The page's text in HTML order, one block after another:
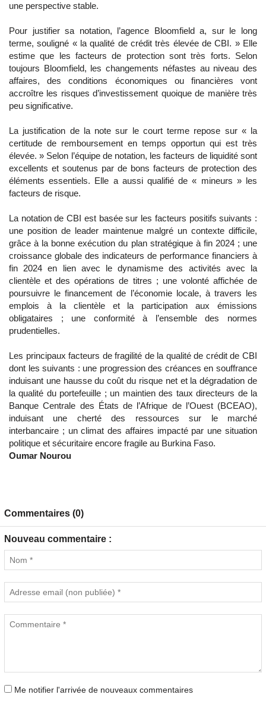
une perspective stable.
Pour justifier sa notation, l’agence Bloomfield a, sur le long
terme, souligné « la qualité de crédit très élevée de CBI. » Elle
estime que les facteurs de protection sont très forts. Selon
toujours Bloomfield, les changements néfastes au niveau des
affaires, des conditions économiques ou financières vont
accroître les risques d’investissement quoique de manière très
peu significative.
La justification de la note sur le court terme repose sur « la
certitude de remboursement en temps opportun qui est très
élevée. » Selon l’équipe de notation, les facteurs de liquidité sont
excellents et soutenus par de bons facteurs de protection des
éléments essentiels. Elle a aussi qualifié de « mineurs » les
facteurs de risque.
La notation de CBI est basée sur les facteurs positifs suivants :
une position de leader maintenue malgré un contexte difficile,
grâce à la bonne exécution du plan stratégique à fin 2024 ; une
croissance globale des indicateurs de performance financiers à
fin 2024 en lien avec le dynamisme des activités avec la
clientèle et des opérations de titres ; une volonté affichée de
poursuivre le financement de l’économie locale, à travers les
emplois à la clientèle et la participation aux émissions
obligataires ; une conformité à l’ensemble des normes
prudentielles.
Les principaux facteurs de fragilité de la qualité de crédit de CBI
dont les suivants : une progression des créances en souffrance
induisant une hausse du coût du risque net et la dégradation de
la qualité du portefeuille ; un maintien des taux directeurs de la
Banque Centrale des États de l’Afrique de l’Ouest (BCEAO),
induisant une cherté des ressources sur le marché
interbancaire ; un climat des affaires impacté par une situation
politique et sécuritaire encore fragile au Burkina Faso.
Oumar Nourou
Commentaires (0)
Nouveau commentaire :
Me notifier l'arrivée de nouveaux commentaires